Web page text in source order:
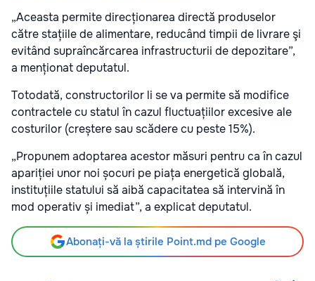
„Aceasta permite direcționarea directă produselor
către stațiile de alimentare, reducând timpii de livrare şi
evitând supraîncărcarea infrastructurii de depozitare”,
a menționat deputatul.
Totodată, constructorilor li se va permite să modifice
contractele cu statul în cazul fluctuațiilor excesive ale
costurilor (creștere sau scădere cu peste 15%).
„Propunem adoptarea acestor măsuri pentru ca în cazul
apariției unor noi șocuri pe piața energetică globală,
instituțiile statului să aibă capacitatea să intervină în
mod operativ și imediat”, a explicat deputatul.
Abonați-vă la știrile Point.md pe Google